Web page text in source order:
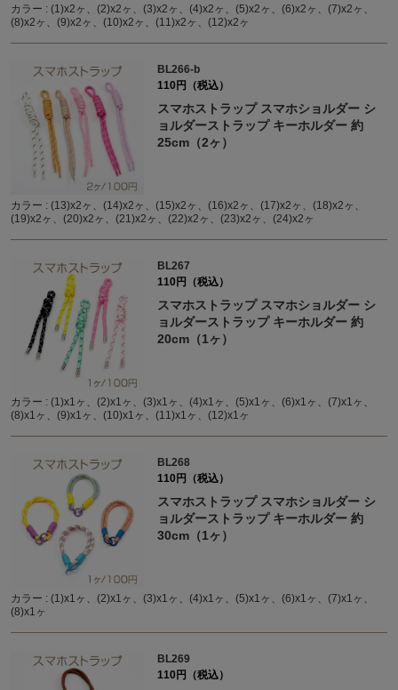
カラー : (1)x2ヶ、(2)x2ヶ、(3)x2ヶ、(4)x2ヶ、(5)x2ヶ、(6)x2ヶ、(7)x2ヶ、
(8)x2ヶ、(9)x2ヶ、(10)x2ヶ、(11)x2ヶ、(12)x2ヶ
BL266-b
110円（税込）
スマホストラップ スマホショルダー シ
ョルダーストラップ キーホルダー 約
25cm（2ヶ）
カラー : (13)x2ヶ、(14)x2ヶ、(15)x2ヶ、(16)x2ヶ、(17)x2ヶ、(18)x2ヶ、
(19)x2ヶ、(20)x2ヶ、(21)x2ヶ、(22)x2ヶ、(23)x2ヶ、(24)x2ヶ
BL267
110円（税込）
スマホストラップ スマホショルダー シ
ョルダーストラップ キーホルダー 約
20cm（1ヶ）
カラー : (1)x1ヶ、(2)x1ヶ、(3)x1ヶ、(4)x1ヶ、(5)x1ヶ、(6)x1ヶ、(7)x1ヶ、
(8)x1ヶ、(9)x1ヶ、(10)x1ヶ、(11)x1ヶ、(12)x1ヶ
BL268
110円（税込）
スマホストラップ スマホショルダー シ
ョルダーストラップ キーホルダー 約
30cm（1ヶ）
カラー : (1)x1ヶ、(2)x1ヶ、(3)x1ヶ、(4)x1ヶ、(5)x1ヶ、(6)x1ヶ、(7)x1ヶ、
(8)x1ヶ
BL269
110円（税込）